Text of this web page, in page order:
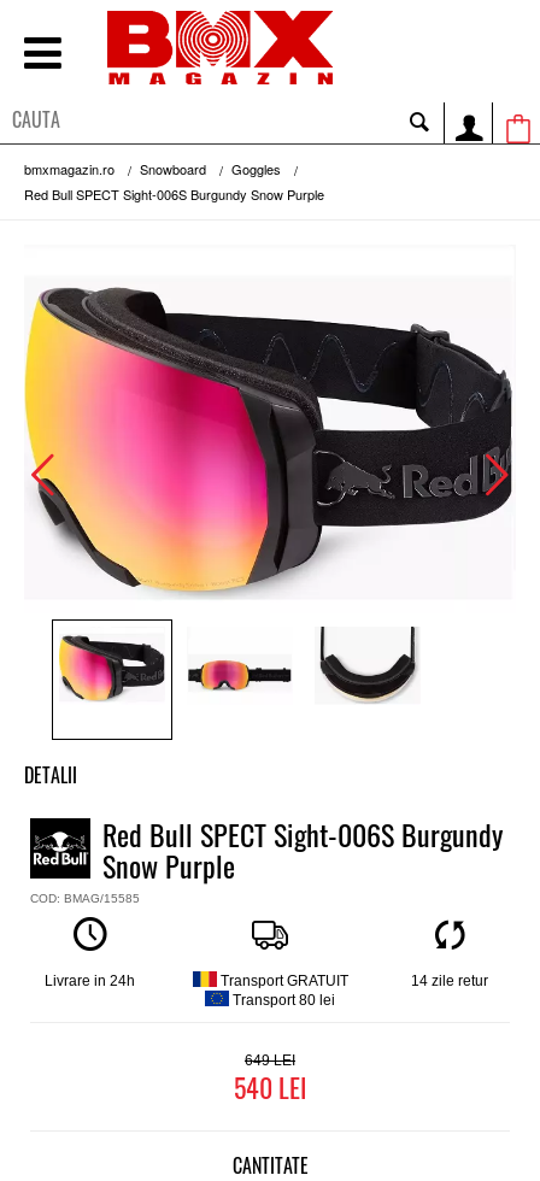
bmxmagazin.ro Snowboard
Goggles
Red Bull SPECT Sight-006S Burgundy Snow Purple
DETALII
Red Bull SPECT Sight-006S Burgundy
Snow Purple
COD: BMAG/15585
Livrare in 24h
Transport GRATUIT
Transport 80 lei
14 zile retur
649
540
CANTITATE